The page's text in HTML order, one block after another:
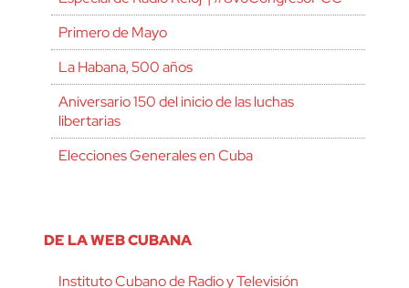
Primero de Mayo
La Habana, 500 años
Aniversario 150 del inicio de las luchas
libertarias
Elecciones Generales en Cuba
DE LA WEB CUBANA
Instituto Cubano de Radio y Televisión